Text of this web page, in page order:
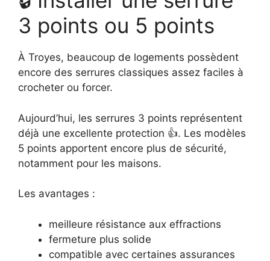
3 points ou 5 points
À Troyes, beaucoup de logements possèdent
encore des serrures classiques assez faciles à
crocheter ou forcer.
Aujourd’hui, les serrures 3 points représentent
déjà une excellente protection 👍. Les modèles
5 points apportent encore plus de sécurité,
notamment pour les maisons.
Les avantages :
meilleure résistance aux effractions
fermeture plus solide
compatible avec certaines assurances